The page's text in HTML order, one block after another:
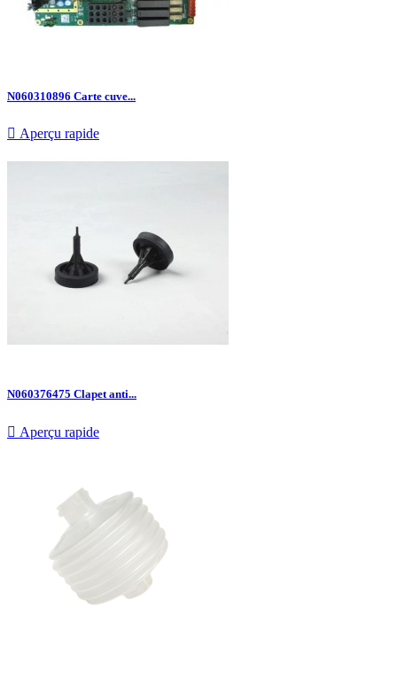
N060310896 Carte cuve...
 Aperçu rapide
N060376475 Clapet anti...
 Aperçu rapide